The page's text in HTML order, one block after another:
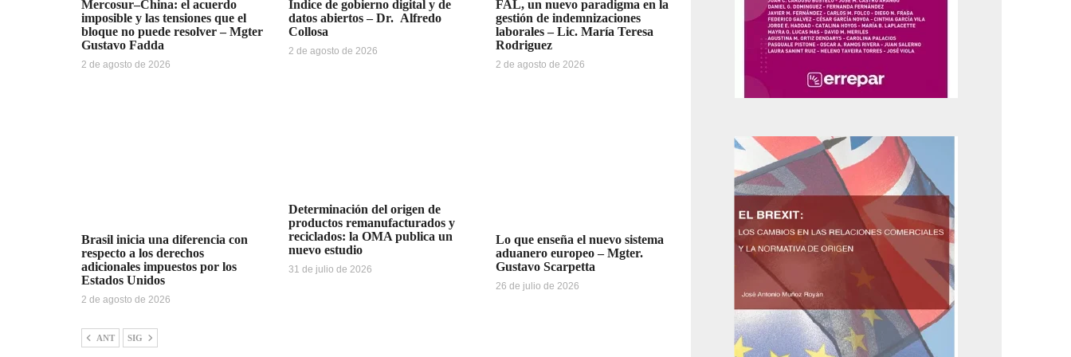
Mercosur–China: el acuerdo
imposible y las tensiones que el
bloque no puede resolver – Mgter
Gustavo Fadda
2 de agosto de 2026
Índice de gobierno digital y de
datos abiertos – Dr. Alfredo
Collosa
2 de agosto de 2026
FAL, un nuevo paradigma en la
gestión de indemnizaciones
laborales – Lic. María Teresa
Rodriguez
2 de agosto de 2026
Brasil inicia una diferencia con
respecto a los derechos
adicionales impuestos por los
Estados Unidos
2 de agosto de 2026
Determinación del origen de
productos remanufacturados y
reciclados: la OMA publica un
nuevo estudio
31 de julio de 2026
Lo que enseña el nuevo sistema
aduanero europeo – Mgter.
Gustavo Scarpetta
26 de julio de 2026
ANT SIG